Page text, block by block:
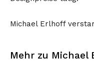
Michael Erlhoff
Mehr zu Michael